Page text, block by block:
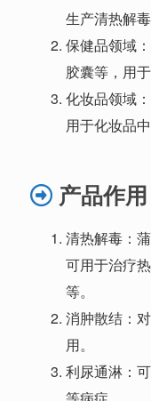
生产清热解
保健品领域
胶囊等，用于
化妆品领域
用于化妆品
产品作用
清热解毒：
可用于治疗
等。
消肿散结：
用。
利尿通淋：